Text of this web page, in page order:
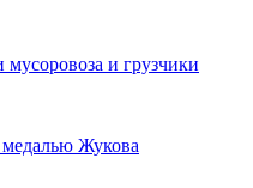
и грузчики
Жукова